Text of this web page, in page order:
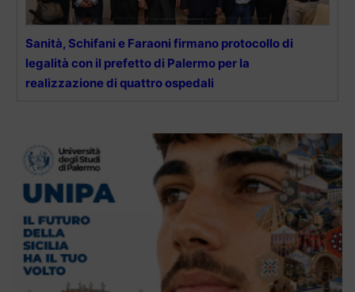
Sanità, Schifani e Faraoni firmano protocollo di
legalità con il prefetto di Palermo per la
realizzazione di quattro ospedali